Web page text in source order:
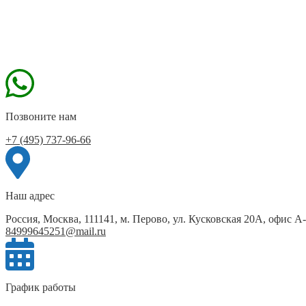
Позвоните нам
+7 (495) 737-96-66
Наш адрес
Россия, Москва, 111141, м. Перово, ул. Кусковская 20А, офис
84999645251@mail.ru
График работы